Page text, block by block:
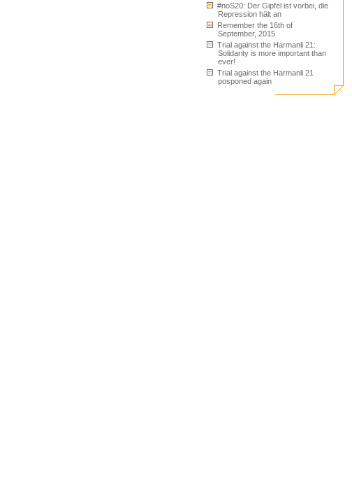
#noS20: Der Gipfel ist vorbei, die
Repression hält an
Remember the 16th of
September, 2015
Trial against the Harmanli 21:
Solidarity is more important than
ever!
Trial against the Harmanli 21
posponed again